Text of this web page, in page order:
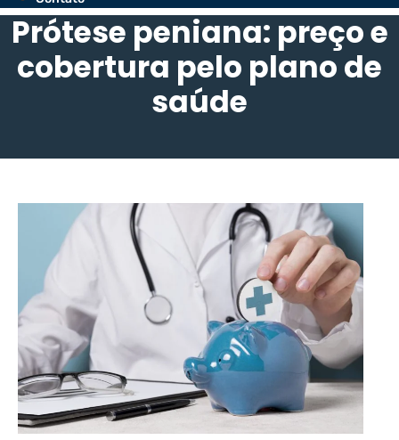
Prótese peniana: preço e
cobertura pelo plano de
saúde